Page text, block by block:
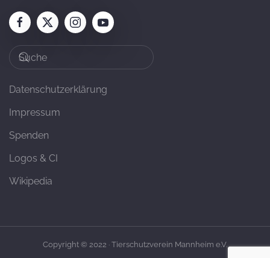
Datenschutzerklärung
Impressum
Spenden
Logos & CI
Wikipedia
Copyright © 2022 · Tierschutzverein Mannheim e.V.